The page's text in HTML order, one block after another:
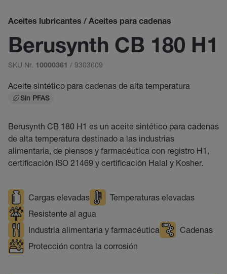
Aceites lubricantes / Aceites para cadenas
Berusynth CB 180 H1
SKU Nr. 10000361 / 9303609
Aceite sintético para cadenas de alta temperatura
Sin PFAS
Berusynth CB 180 H1 es un aceite sintético para cadenas
de alta temperatura destinado a las industrias
alimentaria, de piensos y farmacéutica con registro H1,
certificación ISO 21469 y certificación Halal y Kosher.
Cargas elevadas
Temperaturas elevadas
Resistente al agua
Industria alimentaria y farmacéutica
Cadenas
Protección contra la corrosión